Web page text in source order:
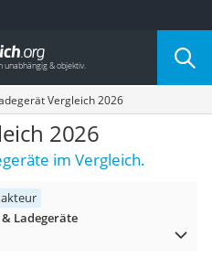
Vergleich 2026
2026
im Vergleich.
Ladegeräte